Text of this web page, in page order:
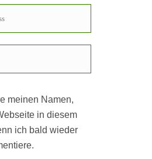
meinen Namen,
in diesem
ich bald wieder